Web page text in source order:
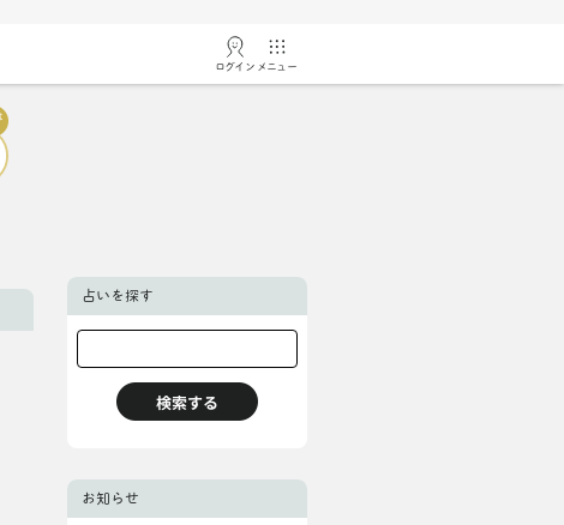
ログイン メニュー
占いを探す
お知らせ